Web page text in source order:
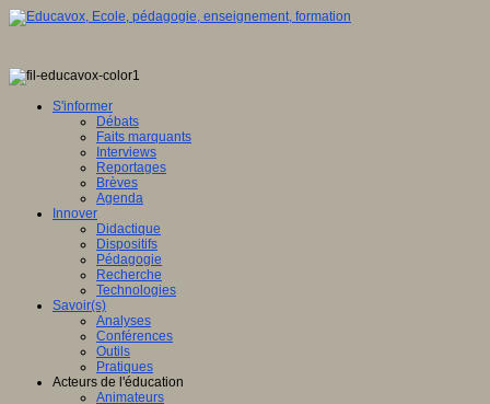
S'informer
Débats
Faits marquants
Interviews
Reportages
Brèves
Agenda
Innover
Didactique
Dispositifs
Pédagogie
Recherche
Technologies
Savoir(s)
Analyses
Conférences
Outils
Pratiques
Acteurs de l'éducation
Animateurs